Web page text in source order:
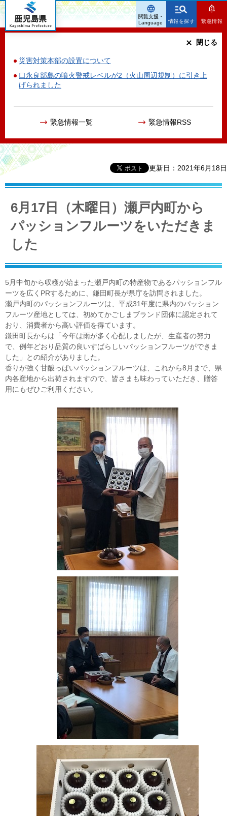
鹿児島県
情報を探す 緊急情報
災害対策本部の設置について
口永良部島の噴火警戒レベルが2（火山周辺規制）に引き上
げられました
緊急情報一覧 緊急情報RSS
閉じる
閲覧支援・
Language
更新日：2021年6月18日
6月17日（木曜日）瀬戸内町から
パッションフルーツをいただきま
した
5月中旬から収穫が始まった瀬戸内町の特産物であるパッションフル
ーツを広くPRするために、鎌田町長が県庁を訪問されました。
瀬戸内町のパッションフルーツは、平成31年度に県内のパッション
フルーツ産地としては、初めてかごしまブランド団体に認定されて
おり、消費者から高い評価を得ています。
鎌田町長からは「今年は雨が多く心配しましたが、生産者の努力
で、例年どおり品質の良いすばらしいパッションフルーツができま
した」との紹介がありました。
香りが強く甘酸っぱいパッションフルーツは、これから8月まで、県
内各産地から出荷されますので、皆さまも味わっていただき、贈答
用にもぜひご利用ください。